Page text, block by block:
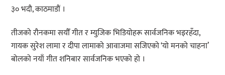
३० भदौ, काठमाडौं ।
तीजको रौनकमा सयौँ गीत र म्युजिक भिडियोहरू सार्वजनिक भइरहँदा,
गायक सुरेश लामा र दीपा लामाको आवाजमा सजिएको ‘यो मनको चाहना’
बोलको नयाँ गीत शनिबार सार्वजनिक भएको हो ।